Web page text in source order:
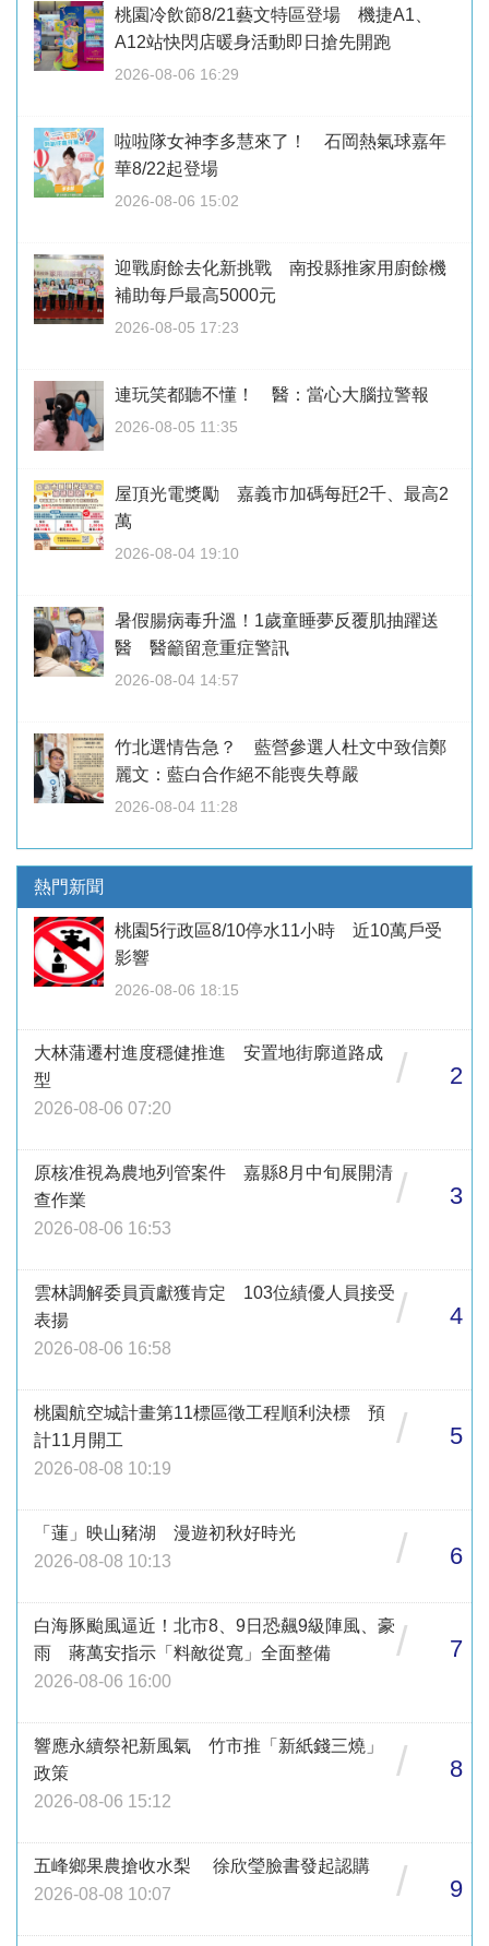
桃園冷飲節8/21藝文特區登場 機捷A1、
A12站快閃店暖身活動即日搶先開跑
2026-08-06 16:29
啦啦隊女神李多慧來了！ 石岡熱氣球嘉年
華8/22起登場
2026-08-06 15:02
迎戰廚餘去化新挑戰 南投縣推家用廚餘機
補助每戶最高5000元
2026-08-05 17:23
連玩笑都聽不懂！ 醫：當心大腦拉警報
2026-08-05 11:35
屋頂光電獎勵 嘉義市加碼每瓩2千、最高2
萬
2026-08-04 19:10
暑假腸病毒升溫！1歲童睡夢反覆肌抽躍送
醫 醫籲留意重症警訊
2026-08-04 14:57
竹北選情告急？ 藍營參選人杜文中致信鄭
麗文：藍白合作絕不能喪失尊嚴
2026-08-04 11:28
熱門新聞
桃園5行政區8/10停水11小時 近10萬戶受
影響
2026-08-06 18:15
大林蒲遷村進度穩健推進 安置地街廓道路成
型
2026-08-06 07:20
/ 2
原核准視為農地列管案件 嘉縣8月中旬展開清
查作業
2026-08-06 16:53
/ 3
雲林調解委員貢獻獲肯定 103位績優人員接受
表揚
2026-08-06 16:58
/ 4
桃園航空城計畫第11標區徵工程順利決標 預
計11月開工
2026-08-08 10:19
/ 5
「蓮」映山豬湖 漫遊初秋好時光
2026-08-08 10:13
/ 6
白海豚颱風逼近！北市8、9日恐飆9級陣風、豪
雨 蔣萬安指示「料敵從寬」全面整備
2026-08-06 16:00
/ 7
響應永續祭祀新風氣 竹市推「新紙錢三燒」
政策
2026-08-06 15:12
/ 8
五峰鄉果農搶收水梨 徐欣瑩臉書發起認購
2026-08-08 10:07
/ 9